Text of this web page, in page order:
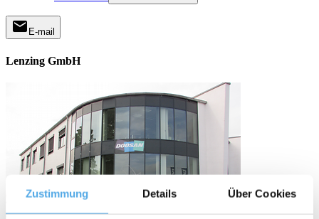
Zustimmung Details Über Cookies
mail E-mail
Lenzing GmbH